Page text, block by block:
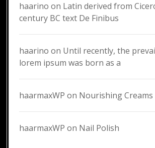
haarino on Latin derived from
century BC text De Finibus
haarino on Until recently, the
lorem ipsum was born as a
haarmaxWP on Nourishing Creams
haarmaxWP on Nail Polish